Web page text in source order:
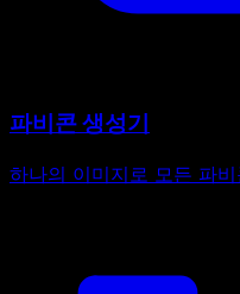
파비콘 생성기
하나의 이미지로 모든 파